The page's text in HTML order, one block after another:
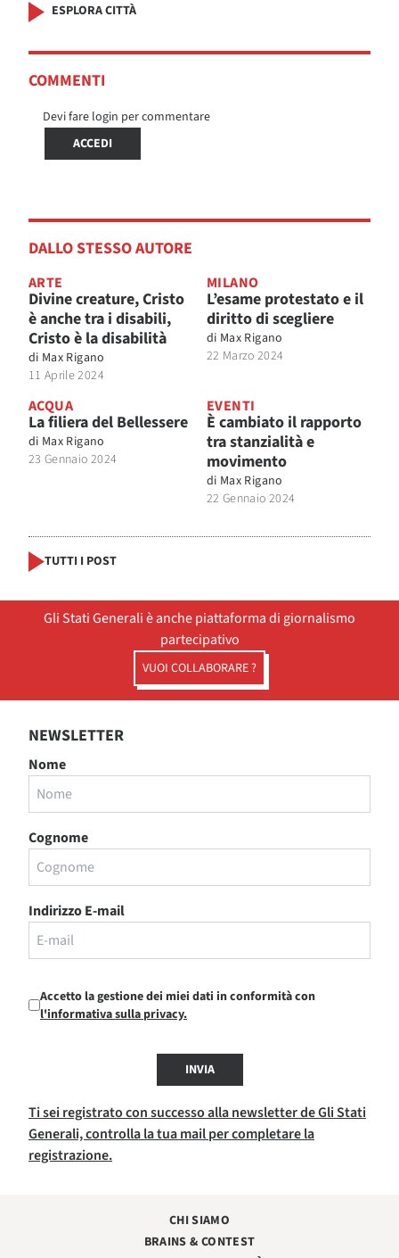
ESPLORA CITTÀ
COMMENTI
Devi fare login per commentare
ACCEDI
DALLO STESSO AUTORE
ARTE
Divine creature, Cristo
è anche tra i disabili,
Cristo è la disabilità
di Max Rigano
11 Aprile 2024
MILANO
L’esame protestato e il
diritto di scegliere
di Max Rigano
22 Marzo 2024
ACQUA
La filiera del Bellessere
di Max Rigano
23 Gennaio 2024
EVENTI
È cambiato il rapporto
tra stanzialità e
movimento
di Max Rigano
22 Gennaio 2024
TUTTI I POST
Gli Stati Generali è anche piattaforma di giornalismo
partecipativo
VUOI COLLABORARE ?
NEWSLETTER
Nome
Cognome
Indirizzo E-mail
Accetto la gestione dei miei dati in conformità con
l'informativa sulla privacy.
INVIA
Ti sei registrato con successo alla newsletter de Gli Stati
Generali, controlla la tua mail per completare la
registrazione.
CHI SIAMO
BRAINS & CONTEST